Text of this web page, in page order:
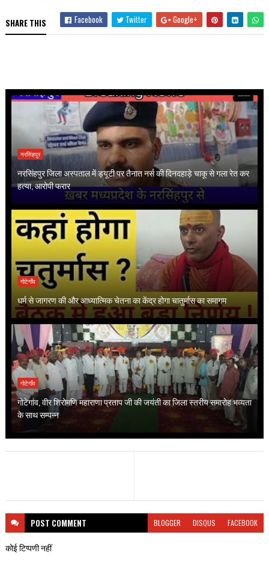
SHARE THIS Facebook Twitter Google+
नरसिंहपुर
नरसिंहपुर जिला अस्पताल में ड्यूटी पर तैनात नर्स की दिनदहाड़े चाकू से गला रेत कर
हत्या, आरोपी फरार
गोटेगाँव
धर्म से जागरण की और आध्यात्मिक चेतना का केंद्र होगा चातुर्मास का समागम
गोटेगाँव
गोटेगांव, वीर शिरोमणि महाराणा प्रताप जी की जयंती का जिला स्तरीय समारोह भव्यता
के साथ सम्पन्न
POST COMMENT BLOGGER DISQUS FACEBOOK
कोई टिप्पणी नहीं